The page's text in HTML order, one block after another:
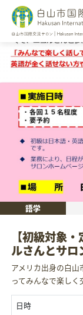
語学
【初級対象
ルさんとサロ
アメリカ出身の白
ってみんなで楽しく
日時